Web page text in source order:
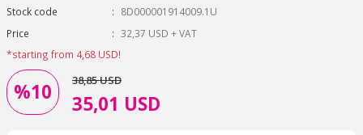
Stock code
8D000001914009.1U
Price
32,37 USD + VAT
*starting from 4,68 USD!
%10 38,85 USD
35,01 USD